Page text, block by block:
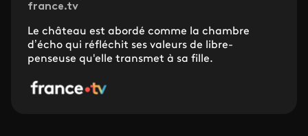
france.tv
Le château est abordé comme la chambre
d’écho qui réfléchit ses valeurs de libre-
penseuse qu'elle transmet à sa fille.